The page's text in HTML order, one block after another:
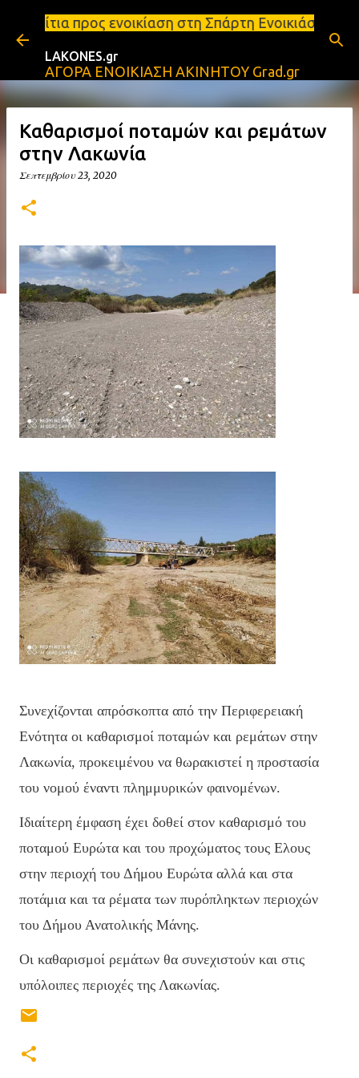
Μετάβαση στο κύριο περιεχόμενο
στη Σπάρτη Ενοικιάσεις
LAKONES.gr
ΑΓΟΡΑ ΕΝΟΙΚΙΑΣΗ ΑΚΙΝΗΤΟΥ Grad.gr
Καθαρισμοί ποταμών και ρεμάτων
στην Λακωνία
Σεπτεμβρίου 23, 2020
Συνεχίζονται απρόσκοπτα από την Περιφερειακή
Ενότητα οι καθαρισμοί ποταμών και ρεμάτων στην
Λακωνία, προκειμένου να θωρακιστεί η προστασία
του νομού έναντι πλημμυρικών φαινομένων.
Ιδιαίτερη έμφαση έχει δοθεί στον καθαρισμό του
ποταμού Ευρώτα και του προχώματος τους Ελους
στην περιοχή του Δήμου Ευρώτα αλλά και στα
ποτάμια και τα ρέματα των πυρόπληκτων περιοχών
του Δήμου Ανατολικής Μάνης.
Οι καθαρισμοί ρεμάτων θα συνεχιστούν και στις
υπόλοιπες περιοχές της Λακωνίας.